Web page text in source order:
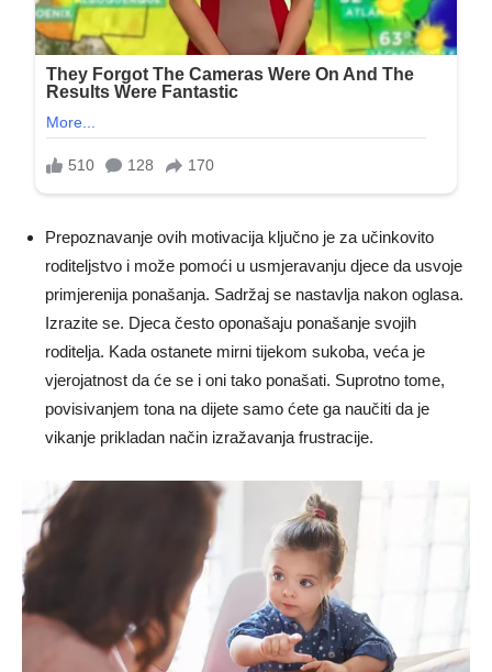
Prepoznavanje ovih motivacija ključno je za učinkovito
roditeljstvo i može pomoći u usmjeravanju djece da usvoje
primjerenija ponašanja. Sadržaj se nastavlja nakon oglasa.
Izrazite se. Djeca često oponašaju ponašanje svojih
roditelja. Kada ostanete mirni tijekom sukoba, veća je
vjerojatnost da će se i oni tako ponašati. Suprotno tome,
povisivanjem tona na dijete samo ćete ga naučiti da je
vikanje prikladan način izražavanja frustracije.